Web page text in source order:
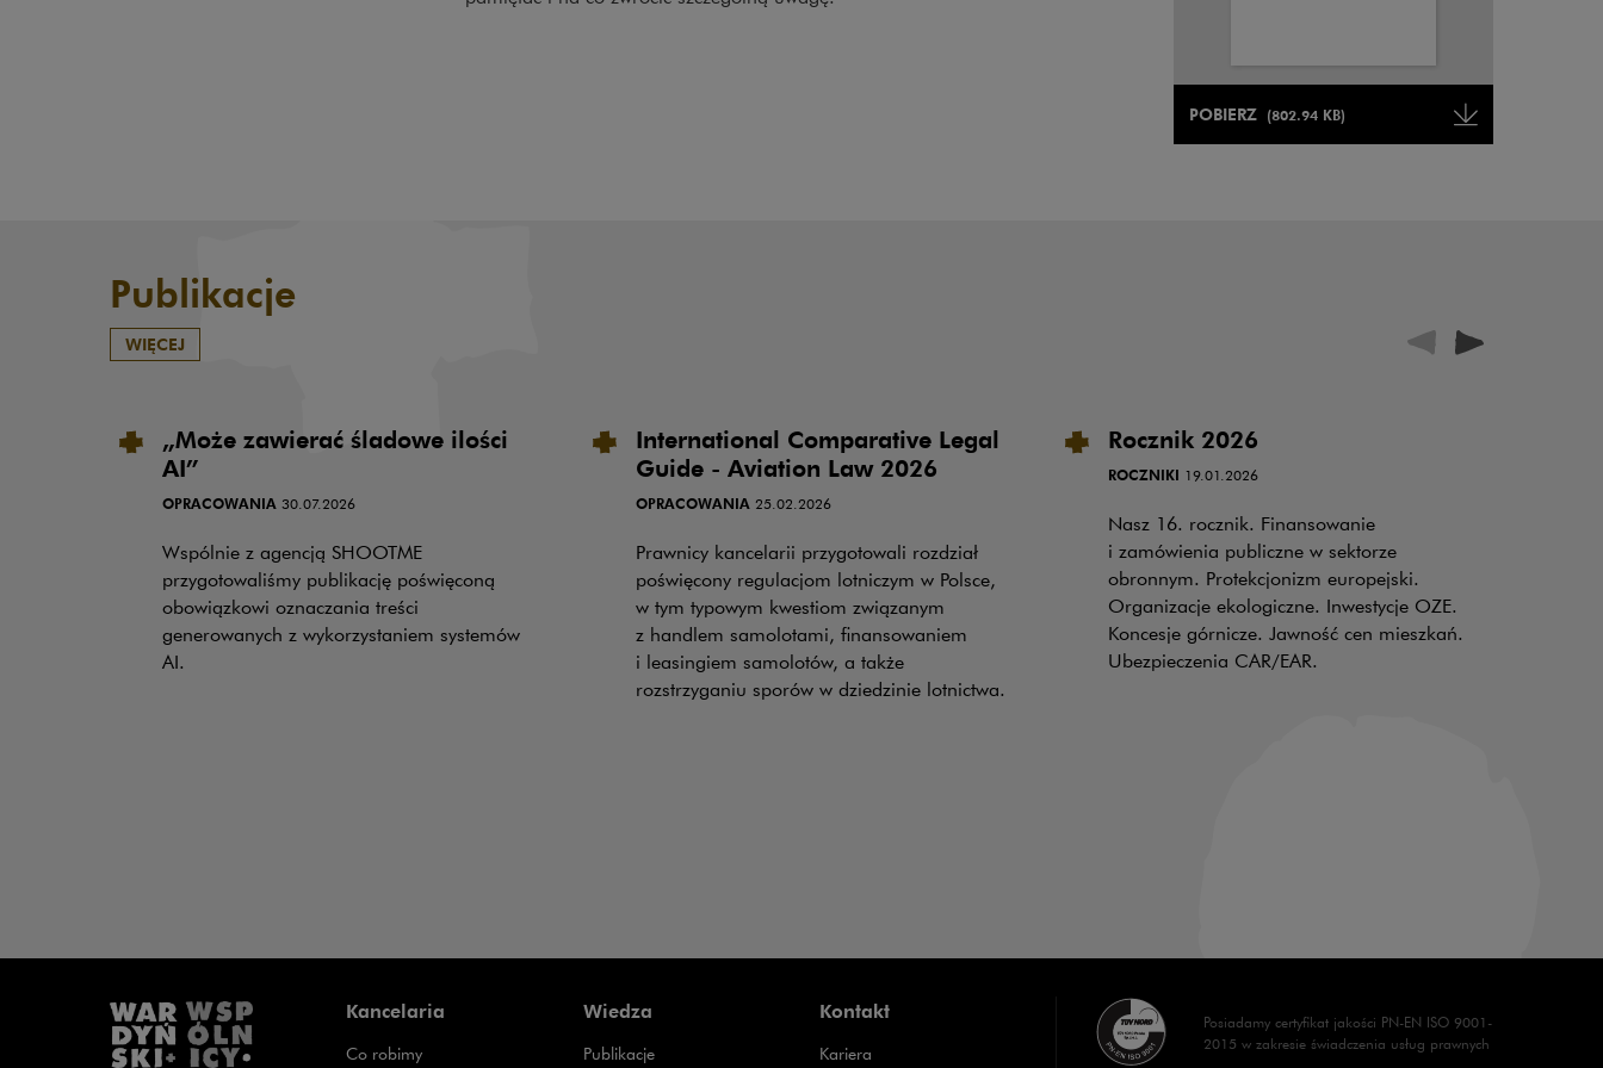
Uwaga, link zostanie otwarty w nowym oknie
POBIERZ (802.94 KB)
Uwaga, link zostanie otwarty w
Publikacje
WIĘCEJ
„Może zawierać śladowe ilości
AI”
OPRACOWANIA 30.07.2026
Wspólnie z agencją SHOOTME
przygotowaliśmy publikację poświęconą
obowiązkowi oznaczania treści
generowanych z wykorzystaniem systemów
AI.
International Comparative Legal
Guide - Aviation Law 2026
OPRACOWANIA 25.02.2026
Prawnicy kancelarii przygotowali rozdział
poświęcony regulacjom lotniczym w Polsce,
w tym typowym kwestiom związanym
z handlem samolotami, finansowaniem
i leasingiem samolotów, a także
rozstrzyganiu sporów w dziedzinie lotnictwa.
Rocznik 2026
ROCZNIKI 19.01.2026
Nasz 16. rocznik. Finansowanie
i zamówienia publiczne w sektorze
obronnym. Protekcjonizm europejski.
Organizacje ekologiczne. Inwestycje OZE.
Koncesje górnicze. Jawność cen mieszkań.
Ubezpieczenia CAR/EAR.
Kancelaria
Co robimy
Wiedza
Publikacje
Kontakt
Kariera
Posiadamy certyfikat jakości PN-EN ISO 9001-
2015 w zakresie świadczenia usług prawnych